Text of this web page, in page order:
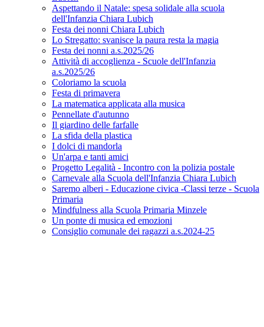
Aspettando il Natale: spesa solidale alla scuola
dell'Infanzia Chiara Lubich
Festa dei nonni Chiara Lubich
Lo Stregatto: svanisce la paura resta la magia
Festa dei nonni a.s.2025/26
Attività di accoglienza - Scuole dell'Infanzia
a.s.2025/26
Coloriamo la scuola
Festa di primavera
La matematica applicata alla musica
Pennellate d'autunno
Il giardino delle farfalle
La sfida della plastica
I dolci di mandorla
Un'arpa e tanti amici
Progetto Legalità - Incontro con la polizia postale
Carnevale alla Scuola dell'Infanzia Chiara Lubich
Saremo alberi - Educazione civica -Classi terze - Scuola
Primaria
Mindfulness alla Scuola Primaria Minzele
Un ponte di musica ed emozioni
Consiglio comunale dei ragazzi a.s.2024-25